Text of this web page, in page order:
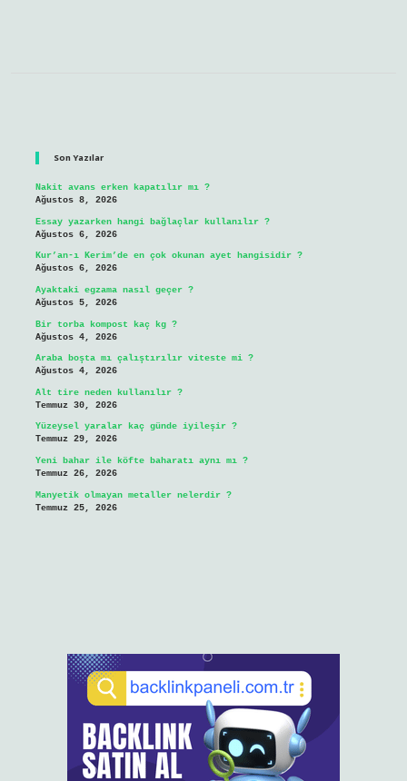
Son Yazılar
Nakit avans erken kapatılır mı ?
Ağustos 8, 2026
Essay yazarken hangi bağlaçlar kullanılır ?
Ağustos 6, 2026
Kur’an-ı Kerim’de en çok okunan ayet hangisidir ?
Ağustos 6, 2026
Ayaktaki egzama nasıl geçer ?
Ağustos 5, 2026
Bir torba kompost kaç kg ?
Ağustos 4, 2026
Araba boşta mı çalıştırılır viteste mi ?
Ağustos 4, 2026
Alt tire neden kullanılır ?
Temmuz 30, 2026
Yüzeysel yaralar kaç günde iyileşir ?
Temmuz 29, 2026
Yeni bahar ile köfte baharatı aynı mı ?
Temmuz 26, 2026
Manyetik olmayan metaller nelerdir ?
Temmuz 25, 2026